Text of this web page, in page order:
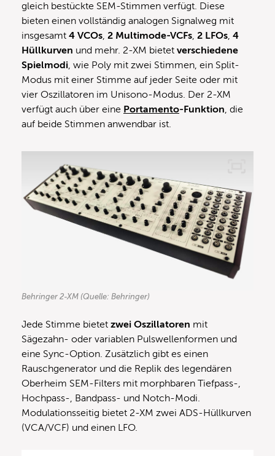
gleich bestückte SEM-Stimmen verfügt. Diese
bieten einen vollständig analogen Signalweg mit
insgesamt 4 VCOs, 2 Multimode-VCFs, 2 LFOs, 4
Hüllkurven und mehr. 2-XM bietet verschiedene
Spielmodi, wie Poly mit zwei Stimmen, ein Split-
Modus mit einer Stimme auf jeder Seite oder mit
vier Oszillatoren im Unisono-Modus. Der 2-XM
verfügt auch über eine Portamento-Funktion, die
auf beide Stimmen anwendbar ist.
Behringer 2-XM (Quelle: Behringer)
Jede Stimme bietet zwei Oszillatoren mit
Sägezahn- oder variablen Pulswellenformen und
eine Sync-Option. Zusätzlich gibt es einen
Rauschgenerator und die Replik des legendären
Oberheim SEM-Filters mit morphbaren Tiefpass-,
Hochpass-, Bandpass- und Notch-Modi.
Modulationsseitig bietet 2-XM zwei ADS-Hüllkurven
(VCA/VCF) und einen LFO.